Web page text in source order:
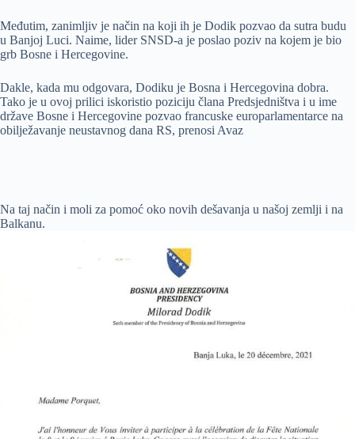
Međutim, zanimljiv je način na koji ih je Dodik pozvao da sutra budu
u Banjoj Luci. Naime, lider SNSD-a je poslao poziv na kojem je bio
grb Bosne i Hercegovine.
Dakle, kada mu odgovara, Dodiku je Bosna i Hercegovina dobra.
Tako je u ovoj prilici iskoristio poziciju člana Predsjedništva i u ime
države Bosne i Hercegovine pozvao francuske europarlamentarce na
obilježavanje neustavnog dana RS, prenosi Avaz
Na taj način i moli za pomoć oko novih dešavanja u našoj zemlji i na
Balkanu.